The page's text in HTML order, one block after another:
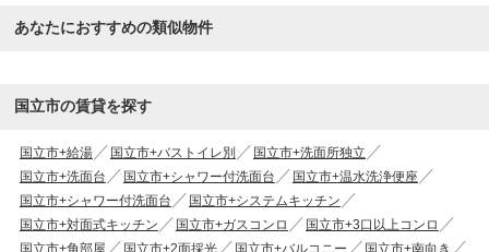
あなたにおすすめの類似物件
国立市の賃貸を探す
国立市+給湯 国立市+バストイレ別
国立市+洗面所独立
国立市+洗面台
国立市+シャワー付洗面台
国立市+温水洗浄便座
国立市+シャワー付洗面台
国立市+システムキッチン
国立市+対面式キッチン
国立市+ガスコンロ
国立市+3口以上コンロ
国立市+角部屋
国立市+2面採光 国立市+バルコニー
国立市+南向き